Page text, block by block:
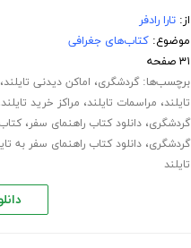
از:تارا رادفر
موضوع:کتاب‌های جغرافی
۳۱ صفحه
برچسب‌ها:گردشگری، اماکن دیدنی تایلند
تایلند، مراسمات تایلند، مراکز خرید تایلند
گردشگری،دانلود کتاب راهنمای سفر،
گردشگری،دانلود کتاب راهنمای سفر به
تایلند